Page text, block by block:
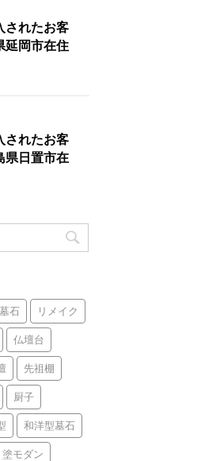
されたお客
延岡市在住
されたお客
県日置市在
石 リメイク
仏壇台
先祖棚
厨子
和洋型墓石
塗モダン